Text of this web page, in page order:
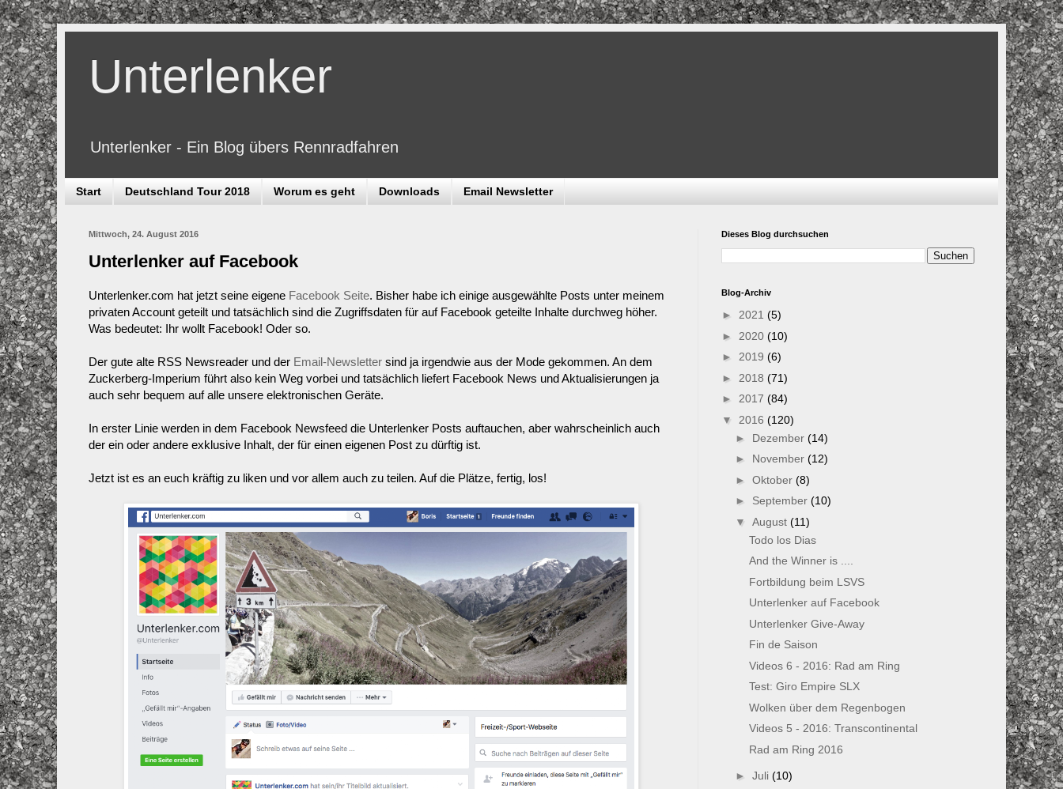
Unterlenker
Unterlenker - Ein Blog übers Rennradfahren
Start Deutschland Tour 2018 Worum es geht Downloads Email Newsletter
Mittwoch, 24. August 2016
Unterlenker auf Facebook
Unterlenker.com hat jetzt seine eigene Facebook Seite. Bisher habe ich einige ausgewählte Posts unter meinem
privaten Account geteilt und tatsächlich sind die Zugriffsdaten für auf Facebook geteilte Inhalte durchweg höher.
Was bedeutet: Ihr wollt Facebook! Oder so.
Der gute alte RSS Newsreader und der Email-Newsletter sind ja irgendwie aus der Mode gekommen. An dem
Zuckerberg-Imperium führt also kein Weg vorbei und tatsächlich liefert Facebook News und Aktualisierungen ja
auch sehr bequem auf alle unsere elektronischen Geräte.
In erster Linie werden in dem Facebook Newsfeed die Unterlenker Posts auftauchen, aber wahrscheinlich auch
der ein oder andere exklusive Inhalt, der für einen eigenen Post zu dürftig ist.
Jetzt ist es an euch kräftig zu liken und vor allem auch zu teilen. Auf die Plätze, fertig, los!
Dieses Blog durchsuchen
Blog-Archiv
► 2021 (5)
► 2020 (10)
► 2019 (6)
► 2018 (71)
► 2017 (84)
▼ 2016 (120)
► Dezember (14)
► November (12)
► Oktober (8)
► September (10)
▼ August (11)
Todo los Dias
And the Winner is ....
Fortbildung beim LSVS
Unterlenker auf Facebook
Unterlenker Give-Away
Fin de Saison
Videos 6 - 2016: Rad am Ring
Test: Giro Empire SLX
Wolken über dem Regenbogen
Videos 5 - 2016: Transcontinental
Rad am Ring 2016
► Juli (10)